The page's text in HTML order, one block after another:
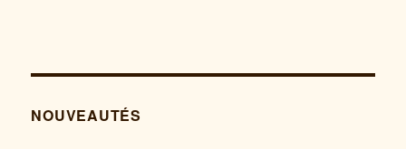
NOUVEAUTÉS